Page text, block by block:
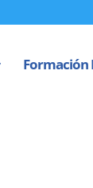
Formación